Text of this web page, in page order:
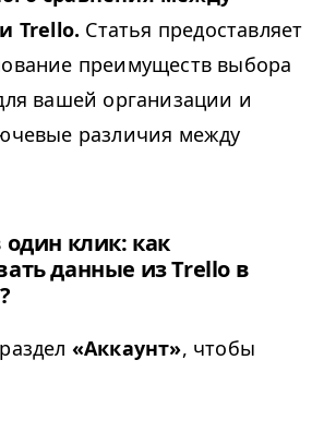
Trello. Статья предоставляет
преимуществ выбора
вашей организации и
различия между
клик: как
данные из Trello в
«Аккаунт», чтобы